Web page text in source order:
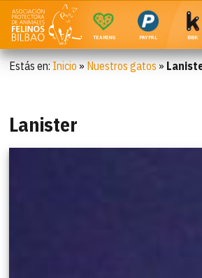
TEAMING PAYPAL BBK
Estás en: Inicio » Nuestros gatos »
Lanister